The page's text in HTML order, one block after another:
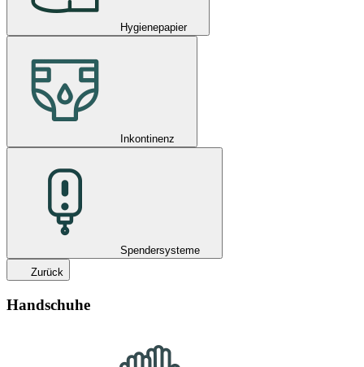
Hygienepapier
Inkontinenz
Spendersysteme
Zurück
Handschuhe